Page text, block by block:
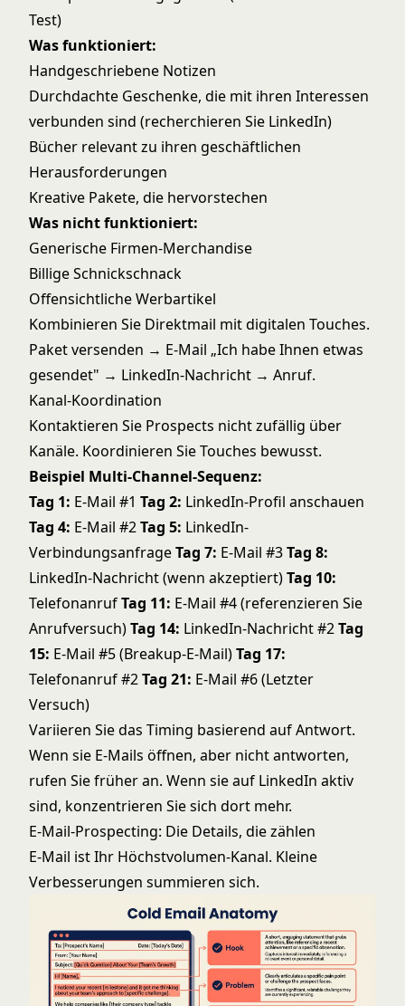
Test)
Was funktioniert:
Handgeschriebene Notizen
Durchdachte Geschenke, die mit ihren Interessen
verbunden sind (recherchieren Sie LinkedIn)
Bücher relevant zu ihren geschäftlichen
Herausforderungen
Kreative Pakete, die hervorstechen
Was nicht funktioniert:
Generische Firmen-Merchandise
Billige Schnickschnack
Offensichtliche Werbartikel
Kombinieren Sie Direktmail mit digitalen Touches.
Paket versenden → E-Mail „Ich habe Ihnen etwas
gesendet" → LinkedIn-Nachricht → Anruf.
Kanal-Koordination
Kontaktieren Sie Prospects nicht zufällig über
Kanäle. Koordinieren Sie Touches bewusst.
Beispiel Multi-Channel-Sequenz:
Tag 1: E-Mail #1 Tag 2: LinkedIn-Profil anschauen
Tag 4: E-Mail #2Tag 5: LinkedIn-
VerbindungsanfrageTag 7: E-Mail #3Tag 8:
LinkedIn-Nachricht (wenn akzeptiert)Tag 10:
TelefonanrufTag 11: E-Mail #4 (referenzieren Sie
Anrufversuch)Tag 14: LinkedIn-Nachricht #2Tag
15: E-Mail #5 (Breakup-E-Mail)Tag 17:
Telefonanruf #2Tag 21: E-Mail #6 (Letzter
Versuch)
Variieren Sie das Timing basierend auf Antwort.
Wenn sie E-Mails öffnen, aber nicht antworten,
rufen Sie früher an. Wenn sie auf LinkedIn aktiv
sind, konzentrieren Sie sich dort mehr.
E-Mail-Prospecting: Die Details, die zählen
E-Mail ist Ihr Höchstvolumen-Kanal. Kleine
Verbesserungen summieren sich.